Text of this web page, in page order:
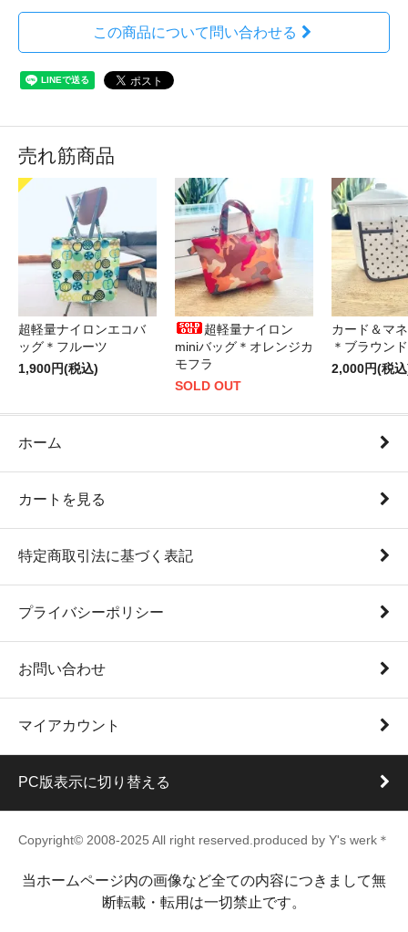
この商品について問い合わせる
売れ筋商品
超軽量ナイロンエコバ
ッグ＊フルーツ
1,900円(税込)
超軽量ナイロン
miniバッグ＊オレンジカ
モフラ
SOLD OUT
カード＆マ
＊ブラウン
2,000円(税
ホーム
カートを見る
特定商取引法に基づく表記
プライバシーポリシー
お問い合わせ
マイアカウント
PC版表示に切り替える
Copyright© 2008-2025 All right reserved.produced by Y's werk＊
当ホームページ内の画像など全ての内容につきまして無
断転載・転用は一切禁止です。